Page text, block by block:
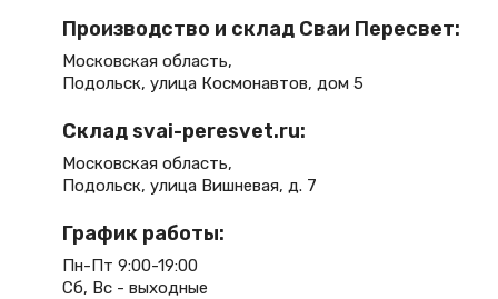
Производство и склад Сваи Пересвет:
Московская область,
Подольск, улица Космонавтов, дом 5
Склад svai-peresvet.ru:
Московская область,
Подольск, улица Вишневая, д. 7
График работы:
Пн-Пт 9:00-19:00
Сб, Вс - выходные